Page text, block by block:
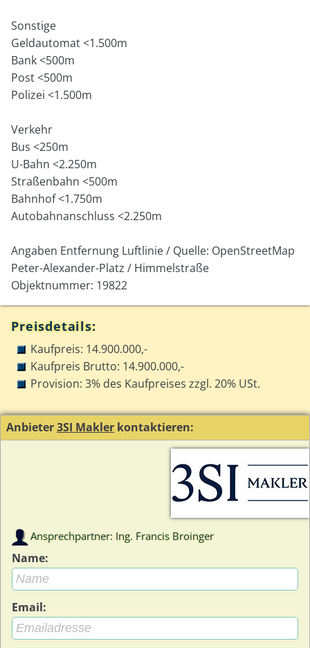
Sonstige
Geldautomat <1.500m
Bank <500m
Post <500m
Polizei <1.500m
Verkehr
Bus <250m
U-Bahn <2.250m
Straßenbahn <500m
Bahnhof <1.750m
Autobahnanschluss <2.250m
Angaben Entfernung Luftlinie / Quelle: OpenStreetMap
Peter-Alexander-Platz / Himmelstraße
Objektnummer: 19822
Preisdetails:
Kaufpreis: 14.900.000,-
Kaufpreis Brutto: 14.900.000,-
Provision: 3% des Kaufpreises zzgl. 20% USt.
Anbieter3SI Makler kontaktieren:
Ansprechpartner: Ing. Francis Broinger
Name:
Email: